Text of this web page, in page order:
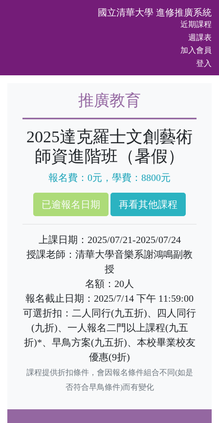
國立清華大學 進修推廣系統
近期課程
週課表
加入會員
登入
推廣教育
2025達克羅士文創藝術
師資進階班（暑假）
報名費：0元，學費：8800元
再看其他課程
上課日期：2025/07/21-2025/07/24
授課老師：清華大學音樂系謝鴻鳴副教
授
名額：20人
報名截止日期：2025/7/14 下午 11:59:00
可選折扣：二人同行(九五折)、四人同行
(九折)、一人報名二門以上課程(九五
折)*、早鳥方案(九五折)、本校畢業校友
優惠(9折)
課程提供折扣條件，會因報名條件組合不同(如是
否符合早鳥條件)而有變化